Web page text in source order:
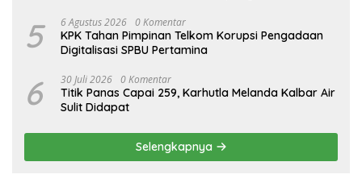
5 6 Agustus 2026 0 Komentar
KPK Tahan Pimpinan Telkom Korupsi Pengadaan
Digitalisasi SPBU Pertamina
6 30 Juli 2026 0 Komentar
Titik Panas Capai 259, Karhutla Melanda Kalbar Air
Sulit Didapat
Selengkapnya